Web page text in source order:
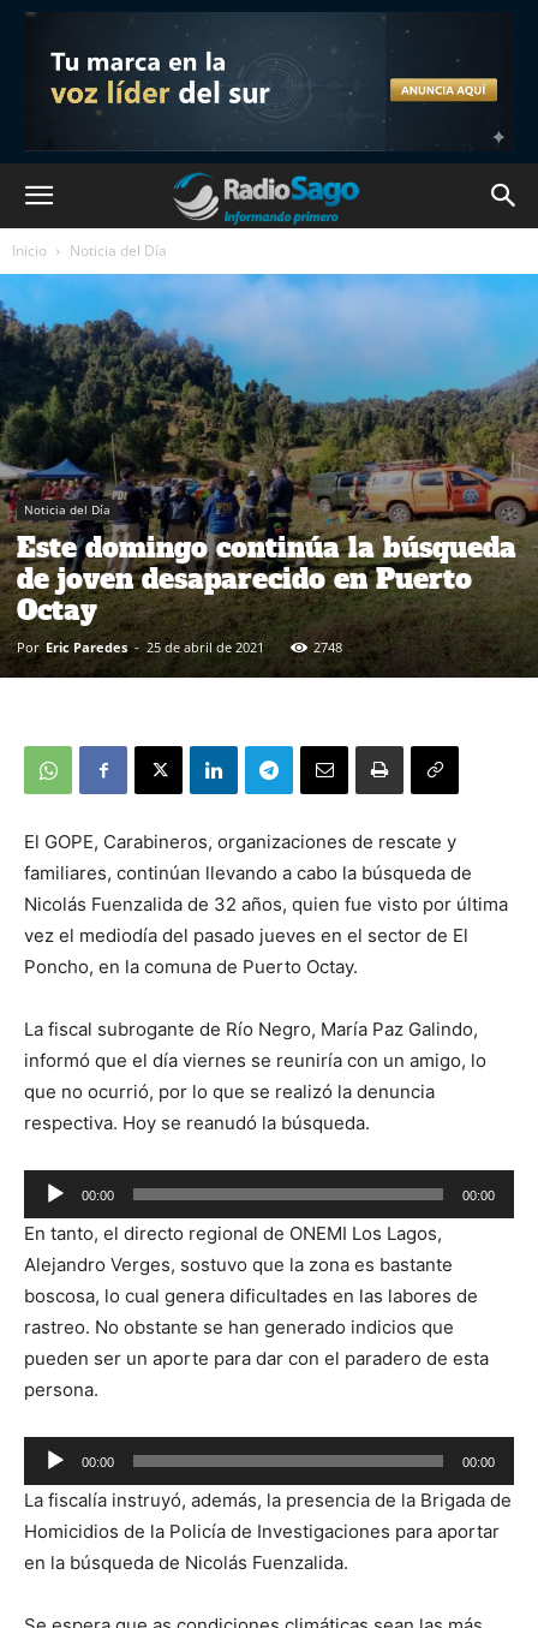
Inicio Noticia del Día
Noticia del Día
Este domingo continúa la búsqueda
de joven desaparecido en Puerto
Octay
Por Eric Paredes - 25 de abril de 2021 2748
El GOPE, Carabineros, organizaciones de rescate y
familiares, continúan llevando a cabo la búsqueda de
Nicolás Fuenzalida de 32 años, quien fue visto por última
vez el mediodía del pasado jueves en el sector de El
Poncho, en la comuna de Puerto Octay.
La fiscal subrogante de Río Negro, María Paz Galindo,
informó que el día viernes se reuniría con un amigo, lo
que no ocurrió, por lo que se realizó la denuncia
respectiva. Hoy se reanudó la búsqueda.
Reproductor
de
audio
00:00 00:00
En tanto, el directo regional de ONEMI Los Lagos,
Alejandro Verges, sostuvo que la zona es bastante
boscosa, lo cual genera dificultades en las labores de
rastreo. No obstante se han generado indicios que
pueden ser un aporte para dar con el paradero de esta
persona.
Reproductor
de
audio
00:00 00:00
La fiscalía instruyó, además, la presencia de la Brigada de
Homicidios de la Policía de Investigaciones para aportar
en la búsqueda de Nicolás Fuenzalida.